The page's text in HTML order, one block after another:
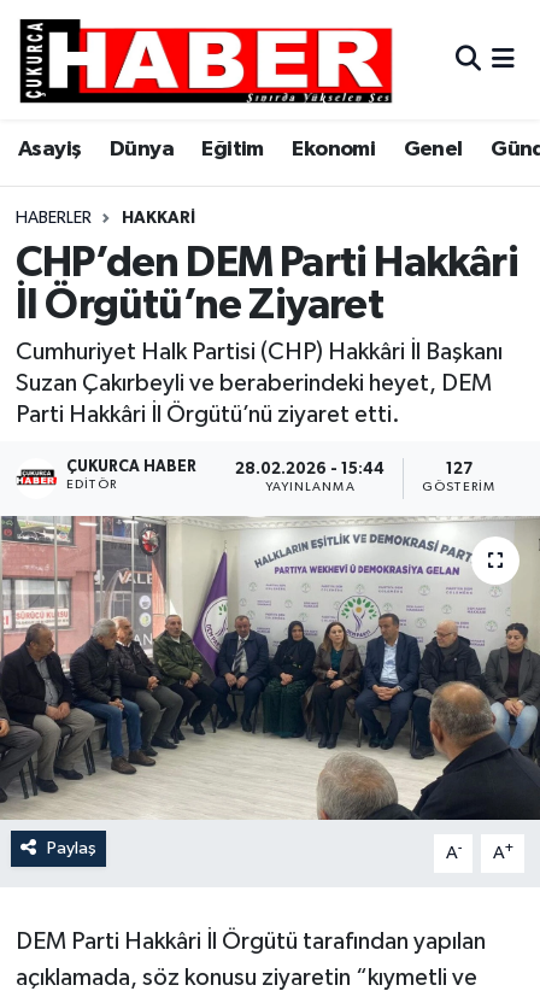
Asayiş Dünya Eğitim Ekonomi Genel
HABERLER HAKKARI
CHP’den DEM Parti Hakkâri
İl Örgütü’ne Ziyaret
Cumhuriyet Halk Partisi (CHP) Hakkâri İl Başkanı
Suzan Çakırbeyli ve beraberindeki heyet, DEM
Parti Hakkâri İl Örgütü’nü ziyaret etti.
ÇUKURCA HABER
EDITÖR
28.02.2026 - 15:44
YAYINLANMA
127
GÖSTERIM
Paylaş A- A+
DEM Parti Hakkâri İl Örgütü tarafından yapılan
açıklamada, söz konusu ziyaretin “kıymetli ve
Asayiş
Dünya
Eğitim
Ekonomi
Gündem
Hakkari
Siyaset
Son Dakika
Teknoloji
Yaşam
Hava Durumu
Trafik Durumu
Süper Lig Puan Durumu ve Fikstür
Tüm Manşetler
Son Dakika Haberleri
Haber Arşivi